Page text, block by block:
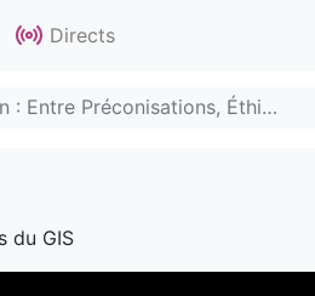
Directs
: Entre Préconisations, Éthi…
du GIS